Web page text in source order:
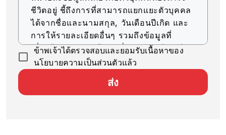
ชีวิตอยู่ ชี้ถึงการที่สามารถแยกแยะตัวบุคคล
ได้จากชื่อและนามสกุล, วันเดือนปีเกิด และ
การให้รายละเอียดอื่นๆ รวมถึงข้อมูลที่
เกี่ยวข้อง (รวมถึงข้อมูลที่สามารถเทียบเคียง
กับข้อมูลอื่นๆ ได้ง่าย ซึ่งจะช่วยให้สามารถ
การรับข้อมูลส่วนบุคคล
ข้าพเจ้าได้ตรวจสอบและยอมรับเนื้อหาของ
นโยบายความเป็นส่วนตัวแล้ว
ส่ง